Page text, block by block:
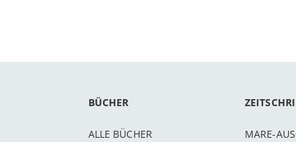
BÜCHER
ALLE BÜCHER
MARE-